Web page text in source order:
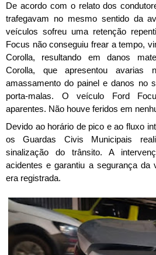
De acordo com o relato dos
trafegavam no mesmo sentido da
veículos sofreu uma retenção
Focus não conseguiu frear a tempo,
Corolla, resultando em danos
Corolla, que apresentou avarias
amassamento do painel e danos no
porta-malas. O veículo Ford
aparentes. Não houve feridos em
Devido ao horário de pico e ao fluxo
os Guardas Civis Municipais
sinalização do trânsito. A
acidentes e garantiu a segurança da
era registrada.